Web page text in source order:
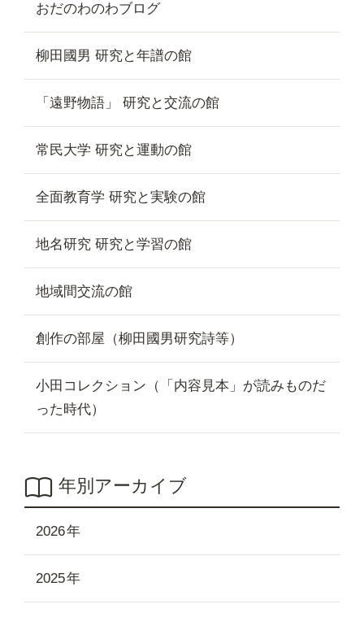
おだのわのわブログ
柳田國男 研究と年譜の館
「遠野物語」 研究と交流の館
常民大学 研究と運動の館
全面教育学 研究と実験の館
地名研究 研究と学習の館
地域間交流の館
創作の部屋（柳田國男研究詩等）
小田コレクション（「内容見本」が読みものだ
った時代）
年別アーカイブ
2026
2025